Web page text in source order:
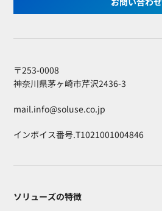
〒253-0008
神奈川県茅ヶ崎市芹沢2436-3
mail.info@soluse.co.jp
インボイス番号.T1021001004846
ソリューズの特徴